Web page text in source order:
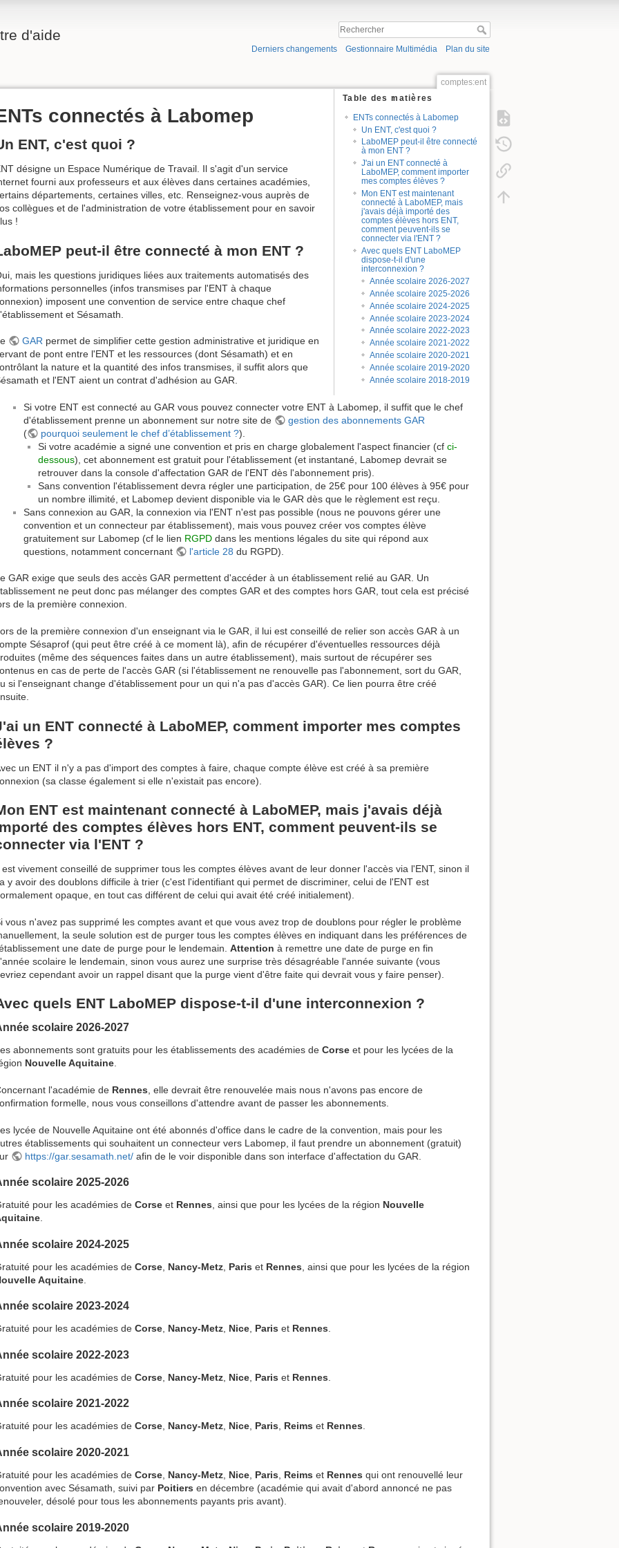
d'aide
Derniers changements Gestionnaire Multimédia Plan du site
comptes:ent
Table des matières
ENTs connectés à Labomep
Un ENT, c'est quoi ?
LaboMEP peut-il être connecté
à mon ENT ?
J'ai un ENT connecté à
LaboMEP, comment importer
mes comptes élèves ?
Mon ENT est maintenant
connecté à LaboMEP, mais
j'avais déjà importé des
comptes élèves hors ENT,
comment peuvent-ils se
connecter via l'ENT ?
Avec quels ENT LaboMEP
dispose-t-il d'une
interconnexion ?
Année scolaire 2026-2027
Année scolaire 2025-2026
Année scolaire 2024-2025
Année scolaire 2023-2024
Année scolaire 2022-2023
Année scolaire 2021-2022
Année scolaire 2020-2021
Année scolaire 2019-2020
Année scolaire 2018-2019
connectés à Labomep
ENT, c'est quoi ?
désigne un Espace Numérique de Travail. Il s'agit d'un service
fourni aux professeurs et aux élèves dans certaines académies,
départements, certaines villes, etc. Renseignez-vous auprès de
collègues et de l'administration de votre établissement pour en savoir
!
peut-il être connecté à mon ENT ?
mais les questions juridiques liées aux traitements automatisés des
personnelles (infos transmises par l'ENT à chaque
imposent une convention de service entre chaque chef
et Sésamath.
GARpermet de simplifier cette gestion administrative et juridique en
de pont entre l'ENT et les ressources (dont Sésamath) et en
la nature et la quantité des infos transmises, il suffit alors que
et l'ENT aient un contrat d'adhésion au GAR.
Si votre ENT est connecté au GAR vous pouvez connecter votre ENT à Labomep, il suffit que le chef
d'établissement prenne un abonnement sur notre site de
gestion des abonnements GAR
(
pourquoi seulement le chef d’établissement ?).
Si votre académie a signé une convention et pris en charge globalement l'aspect financier (cf ci-
dessous), cet abonnement est gratuit pour l'établissement (et instantané, Labomep devrait se
retrouver dans la console d'affectation GAR de l'ENT dès l'abonnement pris).
Sans convention l'établissement devra régler une participation, de 25€ pour 100 élèves à 95€ pour
un nombre illimité, et Labomep devient disponible via le GAR dès que le règlement est reçu.
Sans connexion au GAR, la connexion via l'ENT n'est pas possible (nous ne pouvons gérer une
convention et un connecteur par établissement), mais vous pouvez créer vos comptes élève
gratuitement sur Labomep (cf le lien RGPD dans les mentions légales du site qui répond aux
questions, notamment concernant
l'article 28 du RGPD).
GAR exige que seuls des accès GAR permettent d'accéder à un établissement relié au GAR. Un
ne peut donc pas mélanger des comptes GAR et des comptes hors GAR, tout cela est précisé
de la première connexion.
de la première connexion d'un enseignant via le GAR, il lui est conseillé de relier son accès GAR à un
Sésaprof (qui peut être créé à ce moment là), afin de récupérer d'éventuelles ressources déjà
(même des séquences faites dans un autre établissement), mais surtout de récupérer ses
en cas de perte de l'accès GAR (si l'établissement ne renouvelle pas l'abonnement, sort du GAR,
si l'enseignant change d'établissement pour un qui n'a pas d'accès GAR). Ce lien pourra être créé
un ENT connecté à LaboMEP, comment importer mes comptes
?
un ENT il n'y a pas d'import des comptes à faire, chaque compte élève est créé à sa première
(sa classe également si elle n'existait pas encore).
ENT est maintenant connecté à LaboMEP, mais j'avais déjà
des comptes élèves hors ENT, comment peuvent-ils se
via l'ENT ?
est vivement conseillé de supprimer tous les comptes élèves avant de leur donner l'accès via l'ENT, sinon il
y avoir des doublons difficile à trier (c'est l'identifiant qui permet de discriminer, celui de l'ENT est
opaque, en tout cas différent de celui qui avait été créé initialement).
vous n'avez pas supprimé les comptes avant et que vous avez trop de doublons pour régler le problème
la seule solution est de purger tous les comptes élèves en indiquant dans les préférences de
une date de purge pour le lendemain. Attention à remettre une date de purge en fin
scolaire le lendemain, sinon vous aurez une surprise très désagréable l'année suivante (vous
cependant avoir un rappel disant que la purge vient d'être faite qui devrait vous y faire penser).
quels ENT LaboMEP dispose-t-il d'une interconnexion ?
scolaire 2026-2027
abonnements sont gratuits pour les établissements des académies de Corse et pour les lycées de la
Nouvelle Aquitaine.
l'académie de Rennes , elle devrait être renouvelée mais nous n'avons pas encore de
formelle, nous vous conseillons d'attendre avant de passer les abonnements.
lycée de Nouvelle Aquitaine ont été abonnés d'office dans le cadre de la convention, mais pour les
établissements qui souhaitent un connecteur vers Labomep, il faut prendre un abonnement (gratuit)
https://gar.sesamath.net/afin de le voir disponible dans son interface d'affectation du GAR.
scolaire 2025-2026
pour les académies de Corse et Rennes , ainsi que pour les lycées de la région Nouvelle
scolaire 2024-2025
pour les académies de Corse Nancy-Metz Paris et Rennes , ainsi que pour les lycées de la région
Aquitaine
scolaire 2023-2024
pour les académies de Corse, Nancy-Metz, Nice, Paris et Rennes.
scolaire 2022-2023
pour les académies de Corse Nancy-Metz Nice Paris et Rennes
scolaire 2021-2022
pour les académies de Corse, Nancy-Metz, Nice, Paris, Reims et Rennes.
scolaire 2020-2021
pour les académies de Corse Nancy-Metz Nice Paris Reims et Rennes qui ont renouvellé leur
avec Sésamath, suivi par Poitiers en décembre (académie qui avait d'abord annoncé ne pas
désolé pour tous les abonnements payants pris avant).
scolaire 2019-2020